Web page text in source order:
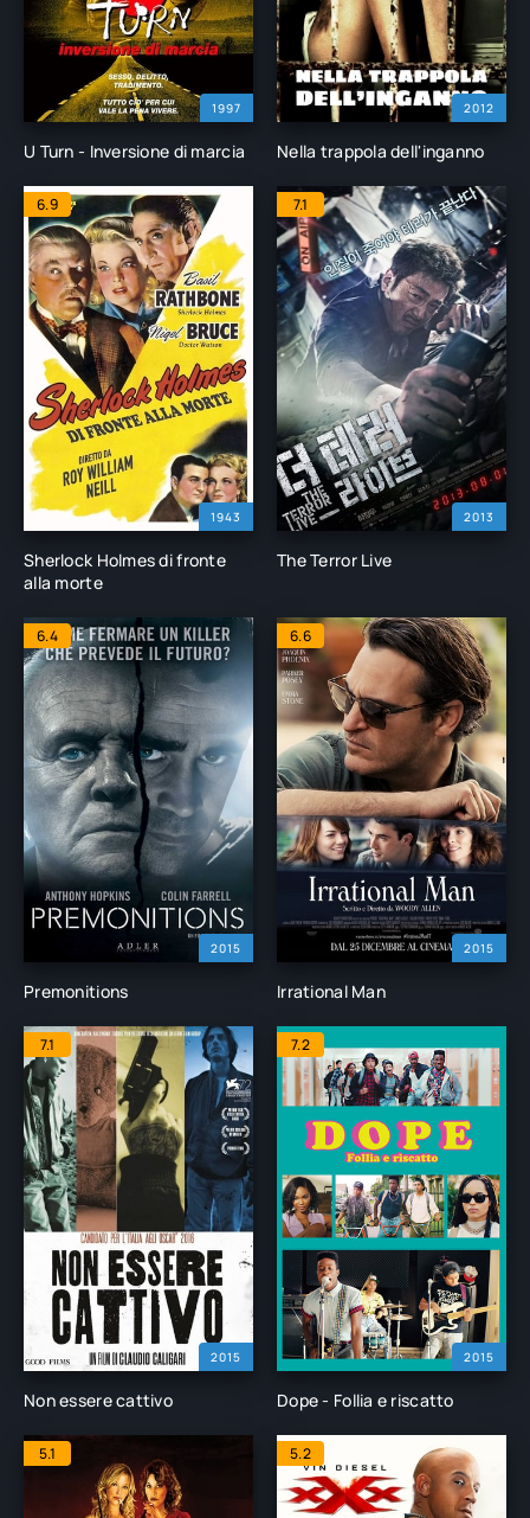
1997
U Turn - Inversione di marcia
2012
Nella trappola dell'inganno
1943
6.9
Sherlock Holmes di fronte
alla morte
2013
7.1
The Terror Live
2015
6.4
Premonitions
2015
6.6
Irrational Man
2015
7.1
Non essere cattivo
2015
7.2
Dope - Follia e riscatto
5.1 5.2